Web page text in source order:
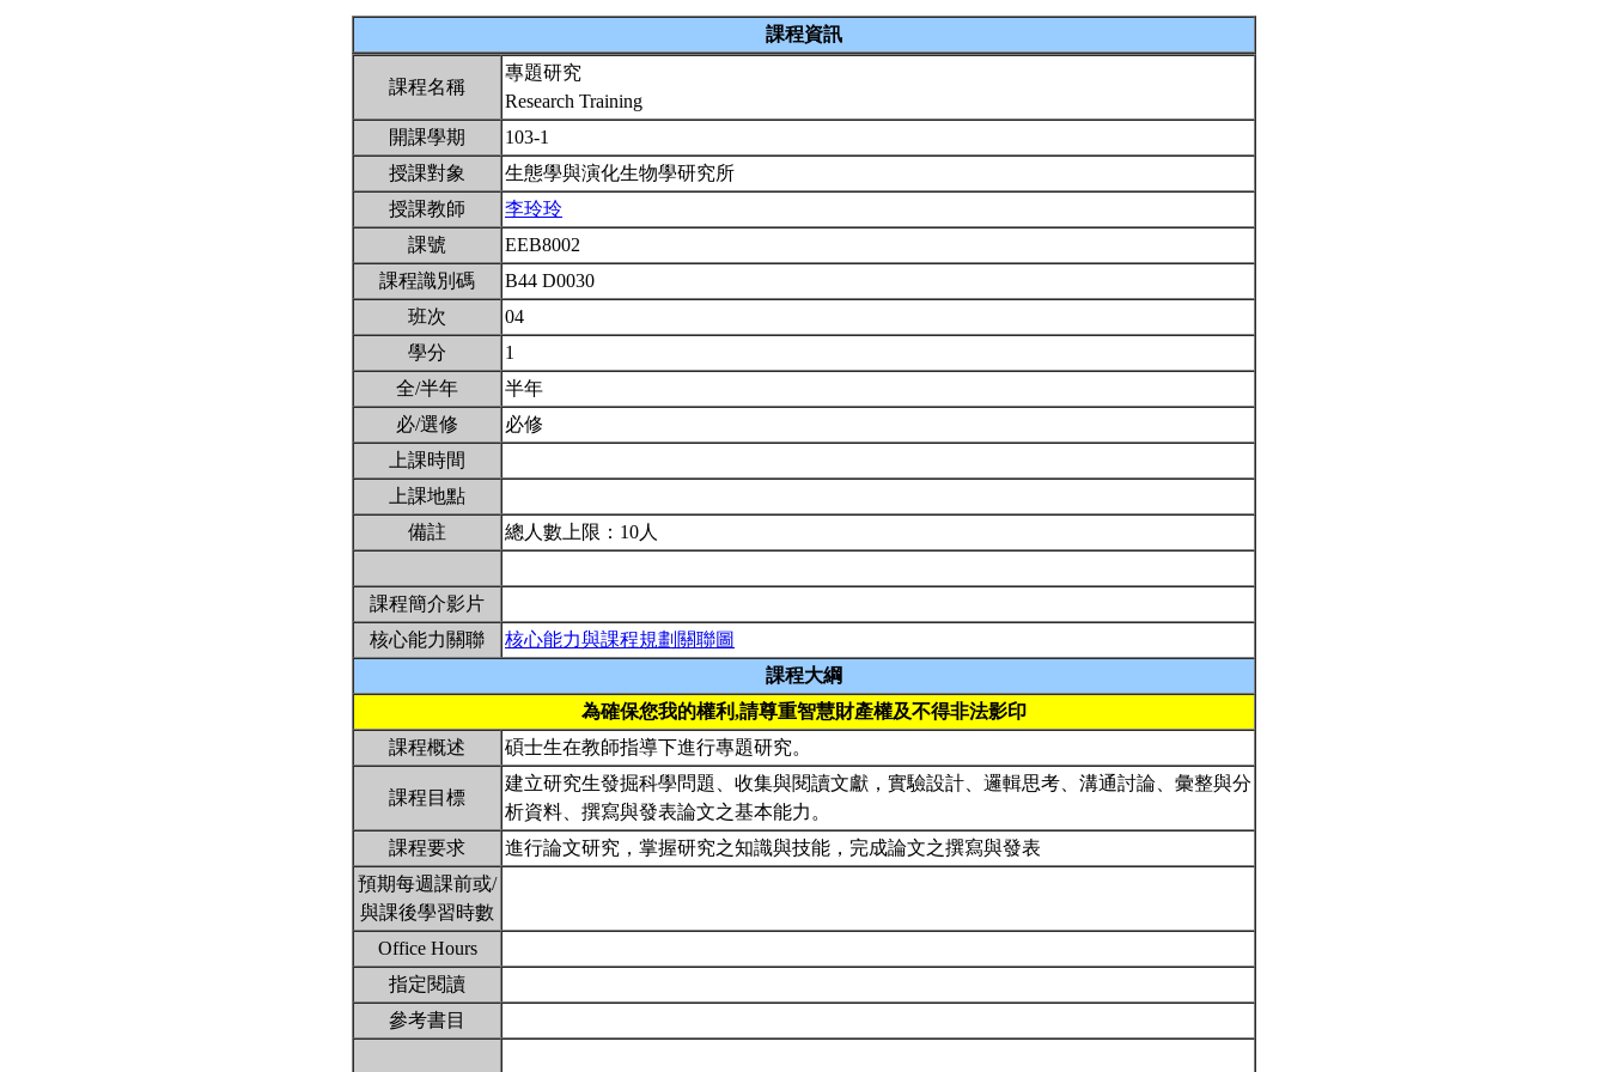
課程資訊
課程名稱
專題研究
Research Training
開課學期
103-1
授課對象
生態學與演化生物學研究所
授課教師
李玲玲
課號
EEB8002
課程識別碼
B44 D0030
班次
04
學分
1
全/半年
半年
必/選修
必修
上課時間
上課地點
備註
總人數上限：10人
課程簡介影片
核心能力關聯
核心能力與課程規劃關聯圖
課程大綱
為確保您我的權利,請尊重智慧財產權及不得非法影印
課程概述
碩士生在教師指導下進行專題研究。
課程目標
建立研究生發掘科學問題、收集與閱讀文獻，實驗設計、邏輯思考、溝通討論、彙整與分
析資料、撰寫與發表論文之基本能力。
課程要求
進行論文研究，掌握研究之知識與技能，完成論文之撰寫與發表
預期每週課前或/
與課後學習時數
Office Hours
指定閱讀
參考書目